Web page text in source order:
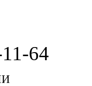
64